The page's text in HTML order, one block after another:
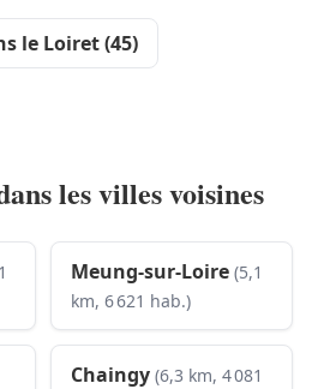
le Loiret (45)
les villes voisines
Meung-sur-Loire (5,1
km, 6 621 hab.)
Chaingy (6,3 km, 4 081